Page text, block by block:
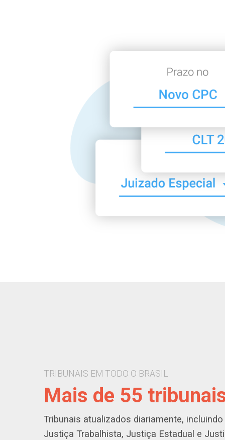
TRIBUNAIS EM TODO O BRASIL
Mais de 55
Tribunais atualizados diariamente,
Justiça Trabalhista, Justiça Estadual e